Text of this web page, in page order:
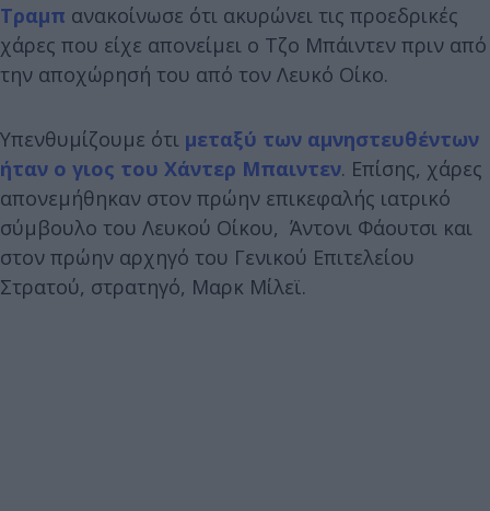
Τραμπ ανακοίνωσε ότι ακυρώνει τις προεδρικές
χάρες που είχε απονείμει ο Τζο Μπάιντεν πριν από
την αποχώρησή του από τον Λευκό Οίκο.
Υπενθυμίζουμε ότι μεταξύ των αμνηστευθέντων
ήταν ο γιος του Χάντερ Μπαιντεν. Επίσης, χάρες
απονεμήθηκαν στον πρώην επικεφαλής ιατρικό
σύμβουλο του Λευκού Οίκου, Άντονι Φάουτσι και
στον πρώην αρχηγό του Γενικού Επιτελείου
Στρατού, στρατηγό, Μαρκ Μίλεϊ.